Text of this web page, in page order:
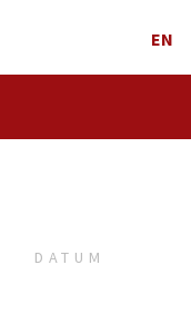
EN
DATUM